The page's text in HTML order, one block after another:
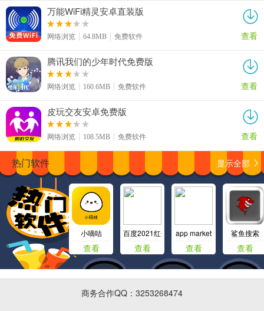
万能WiFi精灵安卓直装版
网络浏览 64.8MB 免费软件 查看
腾讯我们的少年时代免费版
网络浏览 160.6MB 免费软件 查看
皮玩交友安卓免费版
网络浏览 108.5MB 免费软件 查看
热门软件 显示全部
小嘀咕
查看
百度2021红包版
查看
app market
查看
鲨鱼搜索
查看
商务合作QQ：3253268474